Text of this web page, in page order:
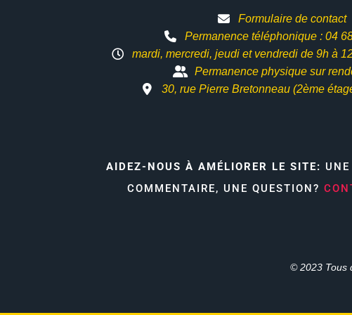
Formulaire de contact
Permanence téléphonique : 04
mardi, mercredi, jeudi et vendredi de 9h à
Permanence physique sur
30, rue Pierre Bretonneau (2ème
AIDEZ-NOUS À AMÉLIORER LE SITE:
COMMENTAIRE, UNE QUESTION?
© 2023 Tous